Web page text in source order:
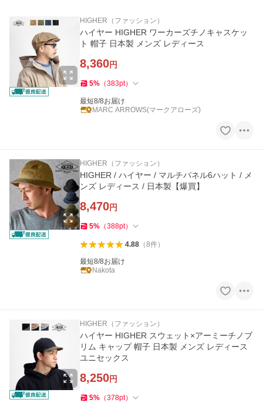
HIGHER（ファッション）
ハイヤー HIGHER ワーカーズチノキャスケッ
ト 帽子 日本製 メンズ レディース
8,360円
5% （383pt）
最短8/8お届け
MARC ARROWS(マークアローズ)
HIGHER（ファッション）
HIGHER / ハイヤー / マルチパネル6ハット / メ
ンズ レディース / 日本製【爆買】
8,470円
5% （388pt）
4.88（8件）
最短8/8お届け
Nakota
HIGHER（ファッション）
ハイヤー HIGHER スウェット×アーミーチノブ
リム キャップ 帽子 日本製 メンズ レディース
ユニセックス
8,250円
5% （378pt）